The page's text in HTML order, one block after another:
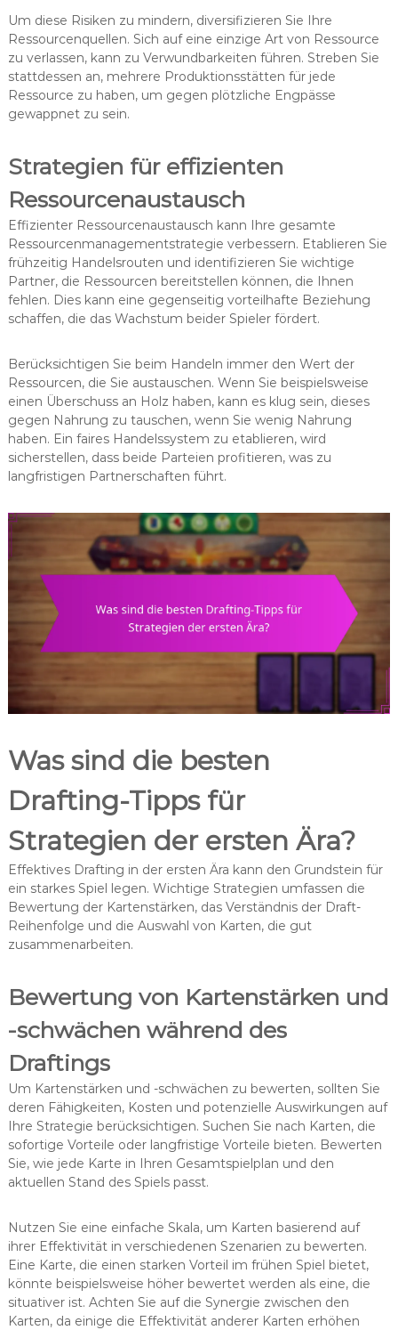
Um diese Risiken zu mindern, diversifizieren Sie Ihre
Ressourcenquellen. Sich auf eine einzige Art von Ressource
zu verlassen, kann zu Verwundbarkeiten führen. Streben Sie
stattdessen an, mehrere Produktionsstätten für jede
Ressource zu haben, um gegen plötzliche Engpässe
gewappnet zu sein.
Strategien für effizienten
Ressourcenaustausch
Effizienter Ressourcenaustausch kann Ihre gesamte
Ressourcenmanagementstrategie verbessern. Etablieren Sie
frühzeitig Handelsrouten und identifizieren Sie wichtige
Partner, die Ressourcen bereitstellen können, die Ihnen
fehlen. Dies kann eine gegenseitig vorteilhafte Beziehung
schaffen, die das Wachstum beider Spieler fördert.
Berücksichtigen Sie beim Handeln immer den Wert der
Ressourcen, die Sie austauschen. Wenn Sie beispielsweise
einen Überschuss an Holz haben, kann es klug sein, dieses
gegen Nahrung zu tauschen, wenn Sie wenig Nahrung
haben. Ein faires Handelssystem zu etablieren, wird
sicherstellen, dass beide Parteien profitieren, was zu
langfristigen Partnerschaften führt.
Was sind die besten
Drafting-Tipps für
Strategien der ersten Ära?
Effektives Drafting in der ersten Ära kann den Grundstein für
ein starkes Spiel legen. Wichtige Strategien umfassen die
Bewertung der Kartenstärken, das Verständnis der Draft-
Reihenfolge und die Auswahl von Karten, die gut
zusammenarbeiten.
Bewertung von Kartenstärken und
-schwächen während des
Draftings
Um Kartenstärken und -schwächen zu bewerten, sollten Sie
deren Fähigkeiten, Kosten und potenzielle Auswirkungen auf
Ihre Strategie berücksichtigen. Suchen Sie nach Karten, die
sofortige Vorteile oder langfristige Vorteile bieten. Bewerten
Sie, wie jede Karte in Ihren Gesamtspielplan und den
aktuellen Stand des Spiels passt.
Nutzen Sie eine einfache Skala, um Karten basierend auf
ihrer Effektivität in verschiedenen Szenarien zu bewerten.
Eine Karte, die einen starken Vorteil im frühen Spiel bietet,
könnte beispielsweise höher bewertet werden als eine, die
situativer ist. Achten Sie auf die Synergie zwischen den
Karten, da einige die Effektivität anderer Karten erhöhen